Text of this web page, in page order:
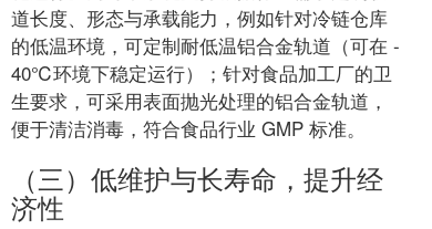
道长度、形态与承载能力，例如针对冷链仓库
的低温环境，可定制耐低温铝合金轨道（可在 -
40℃环境下稳定运行）；针对食品加工厂的卫
生要求，可采用表面抛光处理的铝合金轨道，
便于清洁消毒，符合食品行业 GMP 标准。
（三）低维护与长寿命，提升经
济性